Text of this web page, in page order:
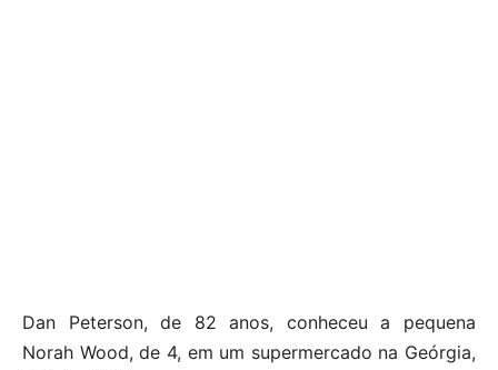
Dan Peterson, de 82 anos, conheceu a pequena
Norah Wood, de 4, em um supermercado na Geórgia,